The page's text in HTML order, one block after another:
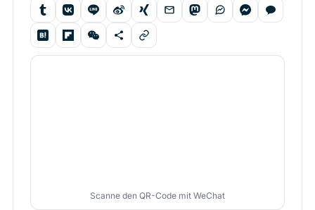
Scanne den QR-Code mit WeChat